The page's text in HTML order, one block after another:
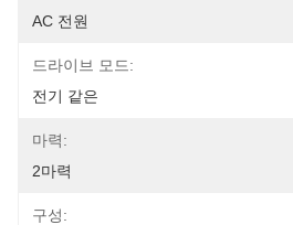
AC 전원
드라이브 모드:
전기 같은
마력:
2마력
구성: